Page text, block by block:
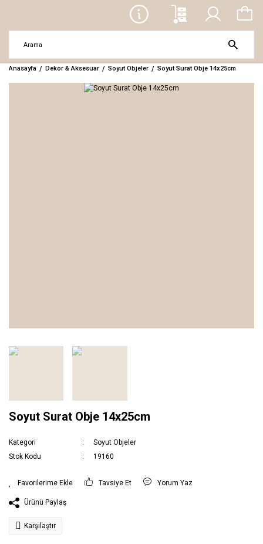
Anasayfa Dekor & Aksesuar Soyut Objeler Soyut Surat Obje 14x25cm
Soyut Surat Obje 14x25cm
Kategori
Soyut Objeler
Stok Kodu
19160
Tavsiye Et Yorum Yaz
Ürünü Paylaş
Karşılaştır